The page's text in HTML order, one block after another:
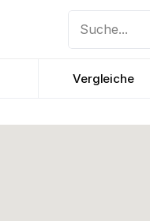
Suche...
Vergleiche